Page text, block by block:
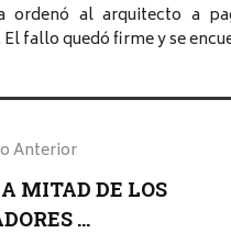
ordenó al arquitecto a
fallo quedó firme y se
Anterior
MITAD DE LOS
...